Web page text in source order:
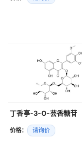
丁香亭-3-O-芸香糖苷
价格： 请询价